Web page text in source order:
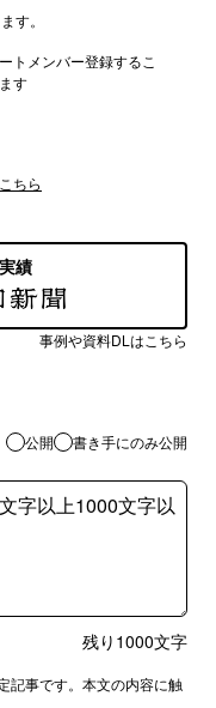
す。
トメンバー登録するこ
す
こちら
績
事例や資料DLはこちら
公開 書き手にのみ公開
残り 1000文字
記事です。本文の内容に触